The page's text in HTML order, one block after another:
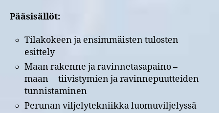
Pääsisällöt:
Tilakokeen ja ensimmäisten tulosten
esittely
Maan rakenne ja ravinnetasapaino –
maan tiivistymien ja ravinnepuutteiden
tunnistaminen
Perunan viljelytekniikka luomuviljelyssä